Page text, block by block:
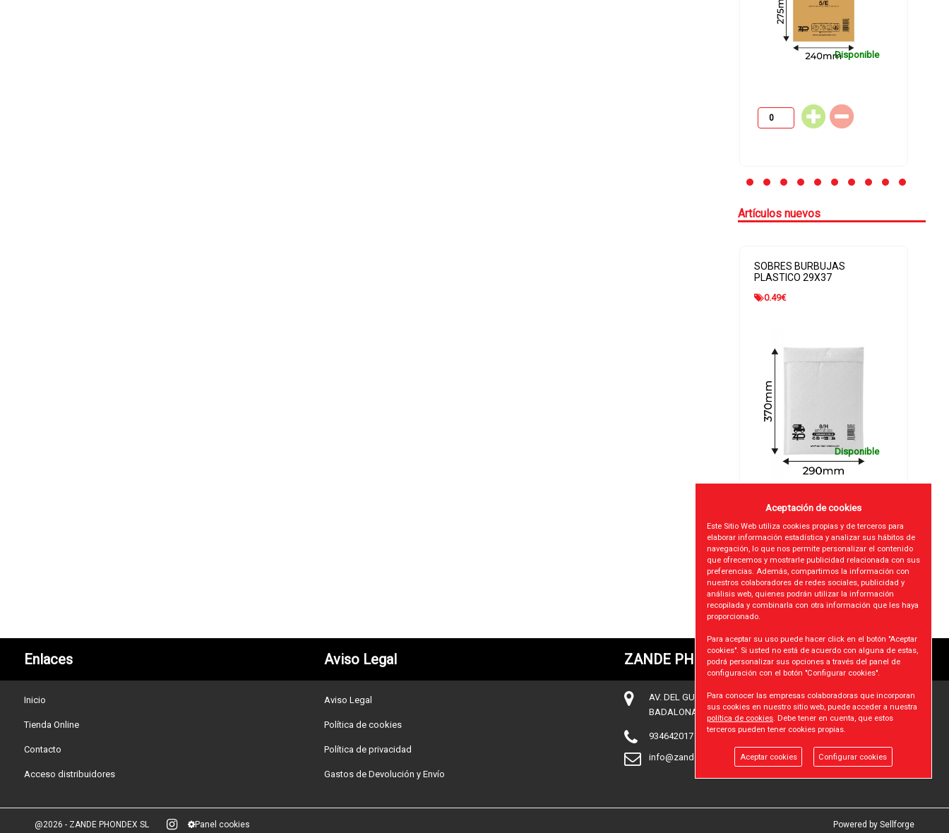
Disponible
Artículos nuevos
SOBRES BURBUJAS
PLASTICO 20X27,5
Disponible
Enlaces Aviso Legal ZANDE PHONDEX SL
Inicio
Tienda Online
Contacto
Acceso distribuidores
Aviso Legal
Política de cookies
Política de privacidad
Gastos de Devolución y Envío
AV. DEL GUIX nº35
BADALONA (BARCELONA), 08915
934642017
info@zandephondex.com
@2026 - ZANDE PHONDEX SL Panel cookies Powered by Sellforge
Aceptación de cookies
Este Sitio Web utiliza cookies propias y de terceros para
elaborar información estadística y analizar sus hábitos de
navegación, lo que nos permite personalizar el contenido
que ofrecemos y mostrarle publicidad relacionada con sus
preferencias. Además, compartimos la información con
nuestros colaboradores de redes sociales, publicidad y
análisis web, quienes podrán utilizar la información
recopilada y combinarla con otra información que les haya
proporcionado.
Para aceptar su uso puede hacer click en el botón "Aceptar
cookies". Si usted no está de acuerdo con alguna de estas,
podrá personalizar sus opciones a través del panel de
configuración con el botón "Configurar cookies".
Para conocer las empresas colaboradoras que incorporan
sus cookies en nuestro sitio web, puede acceder a nuestra
política de cookies. Debe tener en cuenta, que estos
terceros pueden tener cookies propias.
Aceptar cookies Configurar cookies